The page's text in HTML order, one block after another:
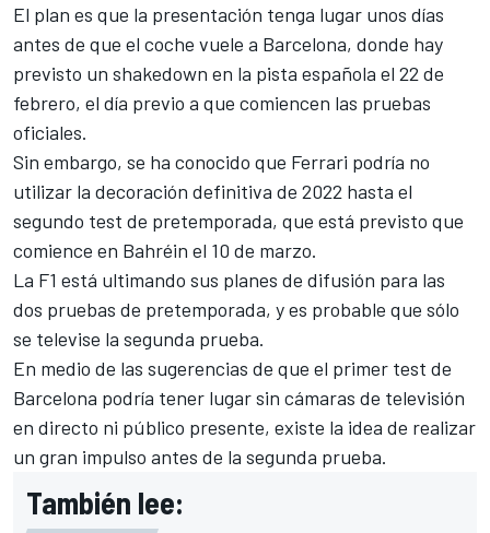
El plan es que la presentación tenga lugar unos días
antes de que el coche vuele a Barcelona, donde hay
previsto un shakedown en la pista española el 22 de
febrero, el día previo a que comiencen las pruebas
oficiales.
Sin embargo, se ha conocido que Ferrari podría no
utilizar la decoración definitiva de 2022 hasta el
segundo test de pretemporada, que está previsto que
comience en Bahréin el 10 de marzo.
La F1 está ultimando sus planes de difusión para las
dos pruebas de pretemporada, y es probable que sólo
se televise la segunda prueba.
En medio de las sugerencias de que el primer test de
Barcelona podría tener lugar sin cámaras de televisión
en directo ni público presente, existe la idea de realizar
un gran impulso antes de la segunda prueba.
También lee: